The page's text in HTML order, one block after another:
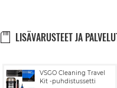
LISÄVARUSTEET JA
VSGO Cleaning Travel
Kit -puhdistussetti
Lisää
ostoskoriin